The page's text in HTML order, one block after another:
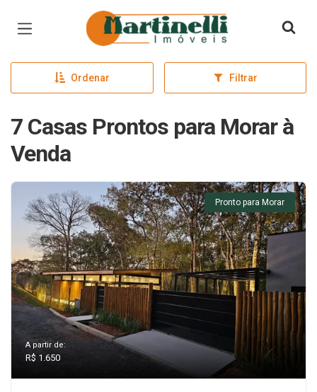
Página inicial
Ordenar Filtrar
7 Casas Prontos para Morar à
Venda
Pronto para Morar
A partir de:
R$ 1.650